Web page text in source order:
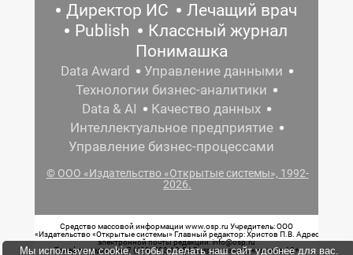
Директор ИС
Лечащий врач
Publish
Классный журнал
Понимашка
Data Award
Управление данными
Технологии бизнес-аналитики
Data & AI
Качество данных
Интеллектуальное предприятие
Управление бизнес-процессами
© ООО «Издательство «Открытые системы», 1992-
2026.
Средство массовой информации www.osp.ru Учредитель: ООО
«Издательство «Открытые системы» Главный редактор: Христов П.В. Адрес
электронной почты редакции: info@osp.ru
Телефон редакции: 7 (499) 703-18-54 Возрастная маркировка: 12+
Мы используем cookie, чтобы сделать наш сайт удобнее для вас.